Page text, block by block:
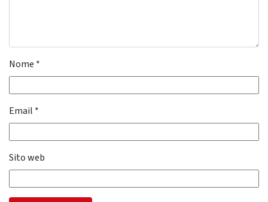
Nome *
Email *
Sito web